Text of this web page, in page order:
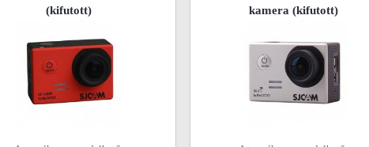
(kifutott)
kamera (kifutott)